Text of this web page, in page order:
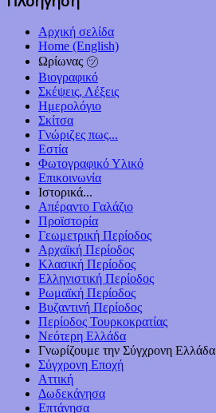
Αρχική σελίδα
Home (English)
Ωρίωνας ㋡
Βιογραφικό
Σκέψεις, Λέξεις
Ημερολόγιο
Σκίτσα
Γνώριζες πως...
Εστία
Φωτογραφικό Υλικό
Επικοινωνία
Ιστορικά...
Απέραντο Γαλάζιο
Προϊστορία
Γεωμετρική Περίοδος
Αρχαϊκή Περίοδος
Κλασική Περίοδος
Ελληνιστική Περίοδος
Ρωμαϊκή Περίοδος
Βυζαντινή Περίοδος
Περίοδος Τουρκοκρατίας
Νεότερη Ελλάδα
Γνωρίζουμε την Σύγχρονη Ελλάδα
Σύγχρονη Εποχή
Αττική
Δωδεκάνησα
Επτάνησα